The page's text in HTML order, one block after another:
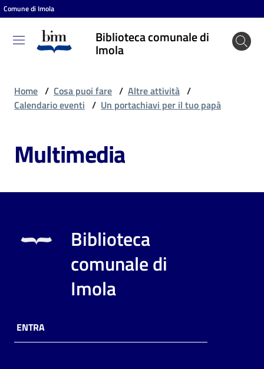
Vai al contenuto
Vai alla navigazione
Vai al footer
Comune di Imola
Biblioteca comunale di
Imola
Biblioteca
comunale
puoi
Risorse
online
Home / Cosa puoi fare / Altre attività /
Calendario eventi / Un portachiavi per il tuo papà
Multimedia
Biblioteca
comunale di
Imola
ENTRA